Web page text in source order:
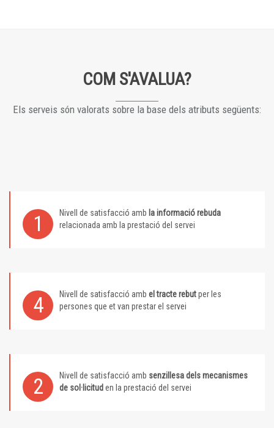
COM S'AVALUA?
Els serveis són valorats sobre la base dels atributs següents:
1 Nivell de satisfacció amb la informació rebuda
relacionada amb la prestació del servei
4 Nivell de satisfacció amb el tracte rebutper les
persones que et van prestar el servei
2 Nivell de satisfacció amb senzillesa dels mecanismes
de sol·licitud en la prestació del servei